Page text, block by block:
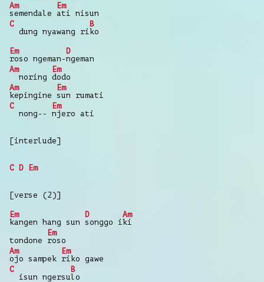
Am
semendale
Em
ati nisun
C
dung nyawang ri
B
ko
Em
roso ngeman-
D
ngeman
Am
noring
Em
dodo
Am
kepingine
Em
sun rumati
C
nong--
Em
njero ati
[interlude]
C D Em
[verse (2)]
Em
kangen hang sun
D
songgo i
Am
ki
tondone
Em
roso
Am
ojo sampek
Em
riko gawe
C
isun ngersu
B
lo